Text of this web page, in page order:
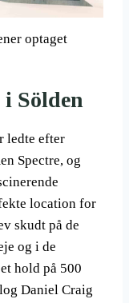
optaget
i Sölden
ledte efter
Spectre, og
location for
skudt på de
og i de
hold på 500
Daniel Craig